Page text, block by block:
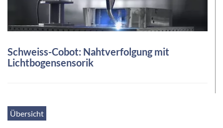
Schweiss-Cobot: Nahtverfolgung mit
Lichtbogensensorik
Übersicht